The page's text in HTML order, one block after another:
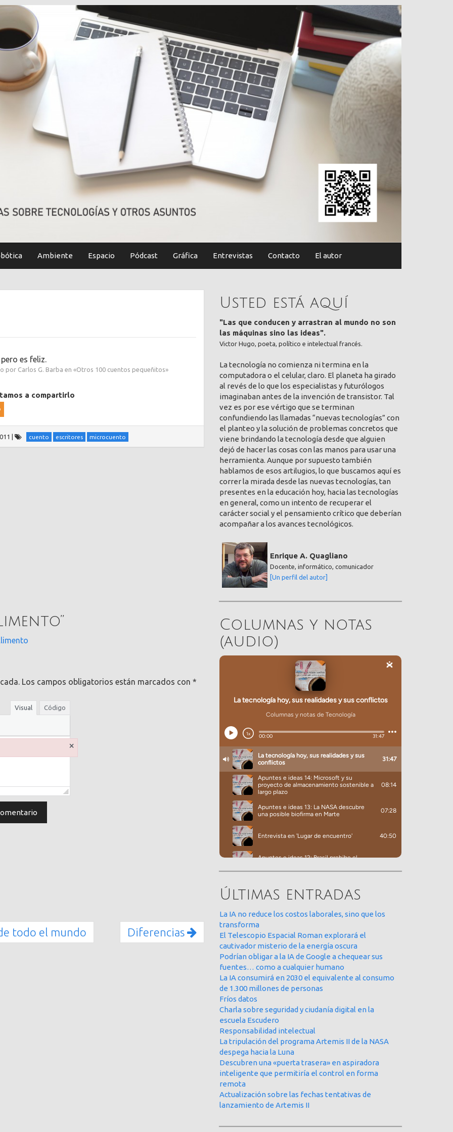
Ambiente Espacio Pódcast Gráfica Entrevistas Contacto El autor
es feliz.
por Carlos G. Barba en «Otros 100 cuentos pequeñitos»
a compartirlo
cuento escritores microcuento
”
Los campos obligatorios están marcados con *
Visual Código
Diferencias
todo el mundo
Usted está aquí
"Las que conducen y arrastran al mundo no son
las máquinas sino las ideas".
Victor Hugo, poeta, político e intelectual francés.
La tecnología no comienza ni termina en la
computadora o el celular, claro. El planeta ha girado
al revés de lo que los especialistas y futurólogos
imaginaban antes de la invención de transistor. Tal
vez es por ese vértigo que se terminan
confundiendo las llamadas “nuevas tecnologías” con
el planteo y la solución de problemas concretos que
viene brindando la tecnología desde que alguien
dejó de hacer las cosas con las manos para usar una
herramienta. Aunque por supuesto también
hablamos de esos artilugios, lo que buscamos aquí es
correr la mirada desde las nuevas tecnologías, tan
presentes en la educación hoy, hacia las tecnologías
en general, como un intento de recuperar el
carácter social y el pensamiento crítico que deberían
acompañar a los avances tecnológicos.
Enrique A. Quagliano
Docente, informático, comunicador
[Un perfil del autor]
Columnas y notas
(audio)
Últimas entradas
La IA no reduce los costos laborales, sino que los
transforma
El Telescopio Espacial Roman explorará el
cautivador misterio de la energía oscura
Podrían obligar a la IA de Google a chequear sus
fuentes… como a cualquier humano
La IA consumirá en 2030 el equivalente al consumo
de 1.300 millones de personas
Fríos datos
Charla sobre seguridad y ciudanía digital en la
escuela Escudero
Responsabilidad intelectual
La tripulación del programa Artemis II de la NASA
despega hacia la Luna
Descubren una «puerta trasera» en aspiradora
inteligente que permitiría el control en forma
remota
Actualización sobre las fechas tentativas de
lanzamiento de Artemis II
×